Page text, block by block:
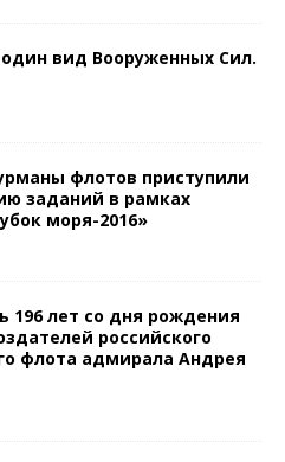
вид Вооруженных Сил.
флотов приступили
заданий в рамках
моря-2016»
196 лет со дня рождения
российского
флота адмирала Андрея